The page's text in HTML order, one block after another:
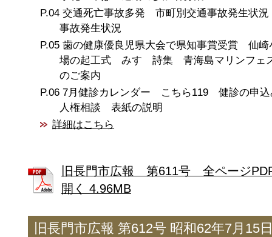
交通死亡事故多発 市町別交通事故発生状
事故発生状況
歯の健康優良児県大会で県知事賞受賞 仙崎
場の起工式 みすゞ詩集 青海島マリンフェ
のご案内
7月健診カレンダー こちら119 健診の申
人権相談 表紙の説明
詳細はこちら
旧長門市広報 第611号 全ページ
開く 4.96MB
旧長門市広報 第612号 昭和62年7月15